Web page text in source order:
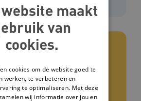
kort
website maakt
van
cookies.
cookies om de website goed te
werken, te verbeteren en
te optimaliseren. Met deze
wij informatie over jou en